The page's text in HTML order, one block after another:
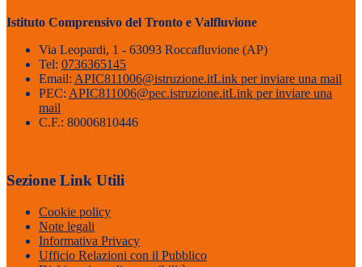
Istituto Comprensivo del Tronto e Valfluvione
Via Leopardi, 1 - 63093 Roccafluvione (AP)
Tel: 0736365145
Email: APIC811006@istruzione.itLink per inviare una mail
PEC: APIC811006@pec.istruzione.itLink per inviare una
mail
C.F.: 80006810446
Sezione Link Utili
Cookie policy
Note legali
Informativa Privacy
Ufficio Relazioni con il Pubblico